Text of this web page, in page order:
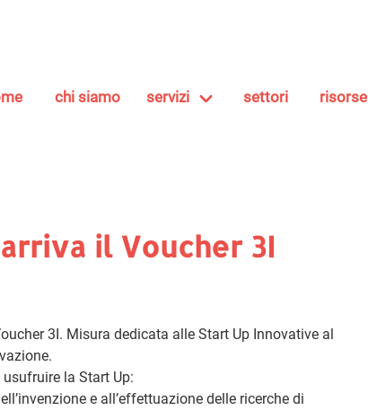
chi siamo servizi settori risorse
il Voucher 3I
3I. Misura dedicata alle Start Up Innovative al
la Start Up:
e all’effettuazione delle ricerche di